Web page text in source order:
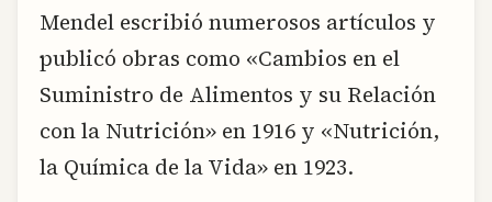
Mendel escribió numerosos artículos y
publicó obras como «Cambios en el
Suministro de Alimentos y su Relación
con la Nutrición» en 1916 y «Nutrición,
la Química de la Vida» en 1923.